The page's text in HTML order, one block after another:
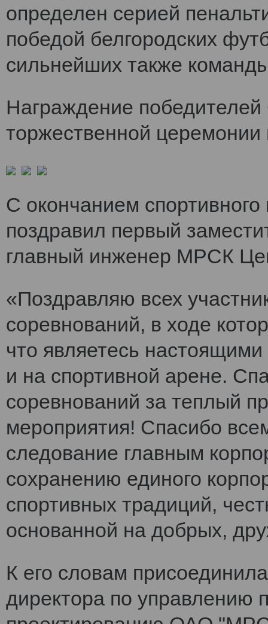
определен серией
победой белгородских
сильнейших также
Награждение
торжественной
С окончанием
поздравил первый
главный инженер МРСК
«Поздравляю всех
соревнований, в ходе
что являетесь
и на спортивной арене.
соревнований за теплый
мероприятия! Спасибо
следование главным
сохранению единого
спортивных традиций,
основанной на добрых,
К его словам
директора по управлению